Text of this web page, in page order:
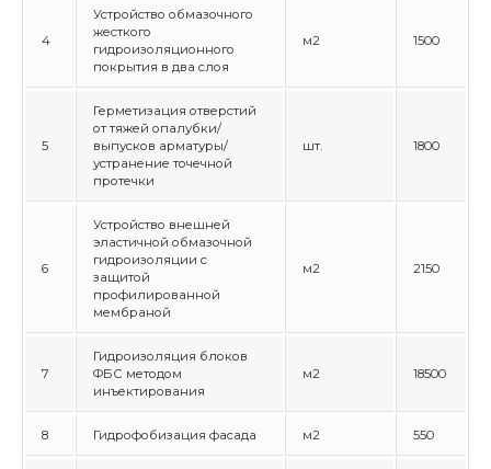
4
Устройство обмазочного
жесткого
гидроизоляционного
покрытия в два слоя
м2 1500
5
Герметизация отверстий
от тяжей опалубки/
выпусков арматуры/
устранение точечной
протечки
шт. 1800
6
Устройство внешней
эластичной обмазочной
гидроизоляции с
защитой
профилированной
мембраной
м2 2150
7
Гидроизоляция блоков
ФБС методом
инъектирования
м2 18500
8 Гидрофобизация фасада м2 550